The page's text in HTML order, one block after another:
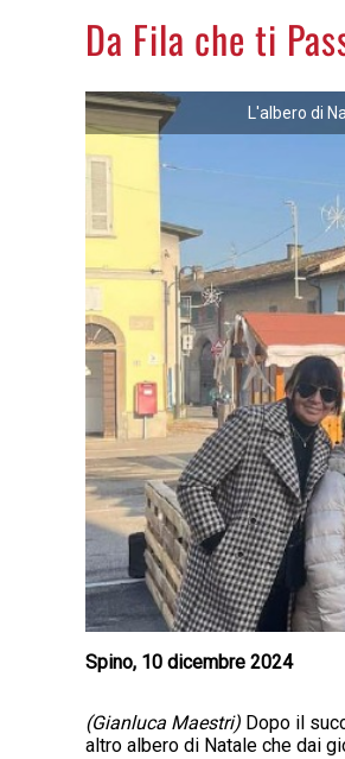
Da Fila che ti
L'albero di
Spino, 10 dicembre 2024
(Gianluca Maestri) Dopo il
altro albero di Natale che dai